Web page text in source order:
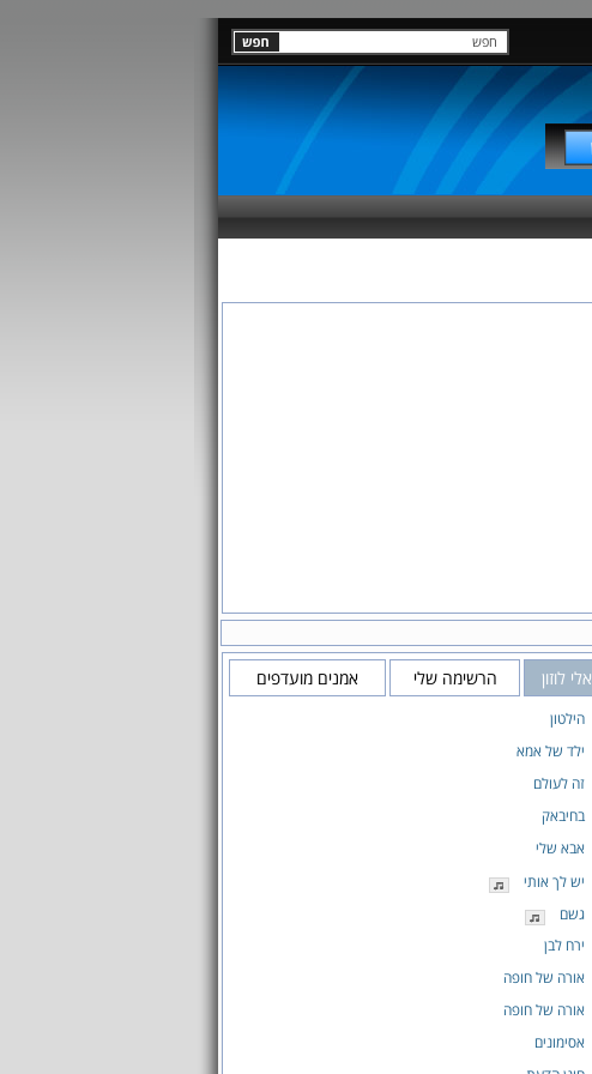
אלי לוזון הרשימה שלי אמנים מועדפים
הילטון
ילד של אמא
זה לעולם
בחיבאק
אבא שלי
יש לך אותי
גשם
ירח לבן
אורה של חופה
אורה של חופה
אסימונים